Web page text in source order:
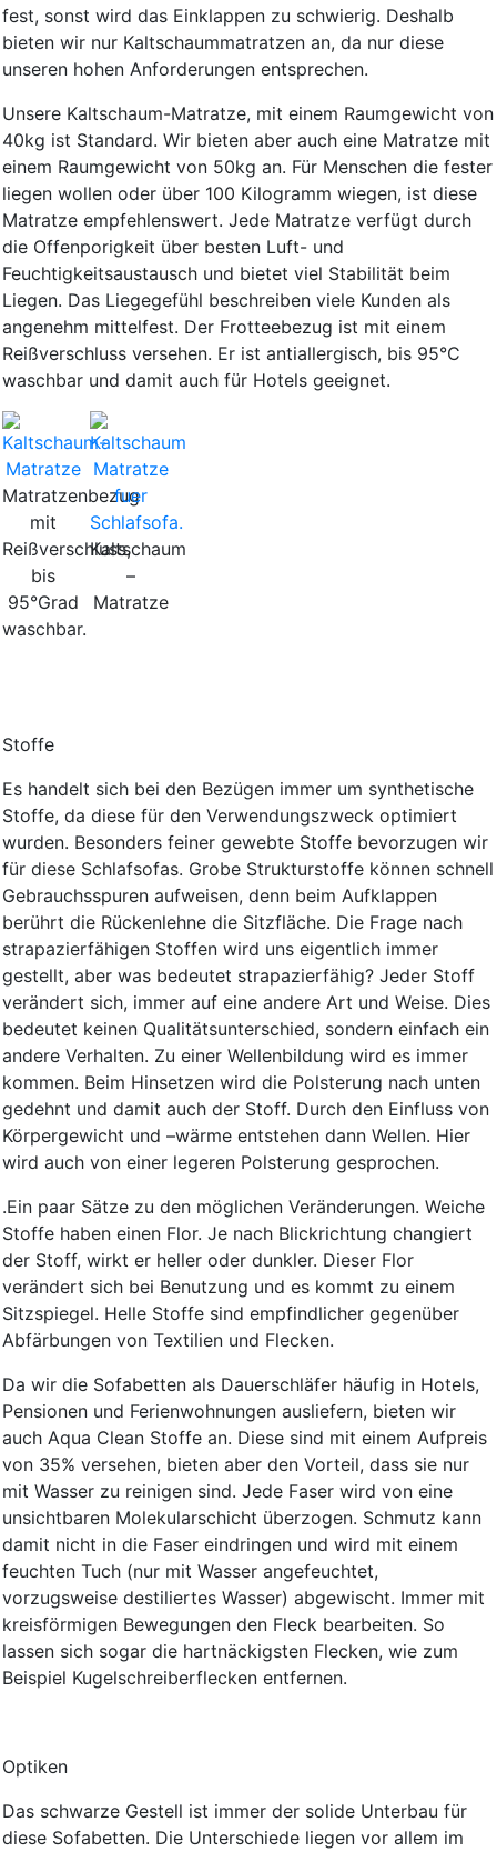
fest, sonst wird das Einklappen zu schwierig. Deshalb
bieten wir nur Kaltschaummatratzen an, da nur diese
unseren hohen Anforderungen entsprechen.
Unsere Kaltschaum-Matratze, mit einem Raumgewicht von
40kg ist Standard. Wir bieten aber auch eine Matratze mit
einem Raumgewicht von 50kg an. Für Menschen die fester
liegen wollen oder über 100 Kilogramm wiegen, ist diese
Matratze empfehlenswert. Jede Matratze verfügt durch
die Offenporigkeit über besten Luft- und
Feuchtigkeitsaustausch und bietet viel Stabilität beim
Liegen. Das Liegegefühl beschreiben viele Kunden als
angenehm mittelfest. Der Frotteebezug ist mit einem
Reißverschluss versehen. Er ist antiallergisch, bis 95°C
waschbar und damit auch für Hotels geeignet.
Matratzenbezug
mit
Reißverschluss,
bis
95°Grad
waschbar.
Kaltschaum
–
Matratze
Stoffe
Es handelt sich bei den Bezügen immer um synthetische
Stoffe, da diese für den Verwendungszweck optimiert
wurden. Besonders feiner gewebte Stoffe bevorzugen wir
für diese Schlafsofas. Grobe Strukturstoffe können schnell
Gebrauchsspuren aufweisen, denn beim Aufklappen
berührt die Rückenlehne die Sitzfläche. Die Frage nach
strapazierfähigen Stoffen wird uns eigentlich immer
gestellt, aber was bedeutet strapazierfähig? Jeder Stoff
verändert sich, immer auf eine andere Art und Weise. Dies
bedeutet keinen Qualitätsunterschied, sondern einfach ein
andere Verhalten. Zu einer Wellenbildung wird es immer
kommen. Beim Hinsetzen wird die Polsterung nach unten
gedehnt und damit auch der Stoff. Durch den Einfluss von
Körpergewicht und –wärme entstehen dann Wellen. Hier
wird auch von einer legeren Polsterung gesprochen.
.Ein paar Sätze zu den möglichen Veränderungen. Weiche
Stoffe haben einen Flor. Je nach Blickrichtung changiert
der Stoff, wirkt er heller oder dunkler. Dieser Flor
verändert sich bei Benutzung und es kommt zu einem
Sitzspiegel. Helle Stoffe sind empfindlicher gegenüber
Abfärbungen von Textilien und Flecken.
Da wir die Sofabetten als Dauerschläfer häufig in Hotels,
Pensionen und Ferienwohnungen ausliefern, bieten wir
auch Aqua Clean Stoffe an. Diese sind mit einem Aufpreis
von 35% versehen, bieten aber den Vorteil, dass sie nur
mit Wasser zu reinigen sind. Jede Faser wird von eine
unsichtbaren Molekularschicht überzogen. Schmutz kann
damit nicht in die Faser eindringen und wird mit einem
feuchten Tuch (nur mit Wasser angefeuchtet,
vorzugsweise destiliertes Wasser) abgewischt. Immer mit
kreisförmigen Bewegungen den Fleck bearbeiten. So
lassen sich sogar die hartnäckigsten Flecken, wie zum
Beispiel Kugelschreiberflecken entfernen.
Optiken
Das schwarze Gestell ist immer der solide Unterbau für
diese Sofabetten. Die Unterschiede liegen vor allem im